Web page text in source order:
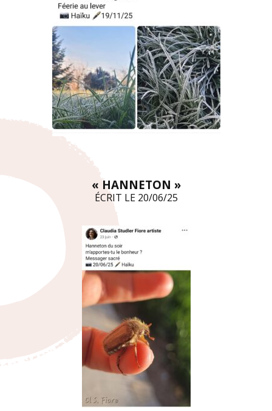
« HANNETON »
ÉCRIT LE 20/06/25